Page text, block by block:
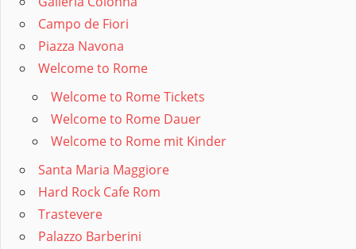
Campo de Fiori
Piazza Navona
Welcome to Rome
Welcome to Rome Tickets
Welcome to Rome Dauer
Welcome to Rome mit Kinder
Santa Maria Maggiore
Hard Rock Cafe Rom
Trastevere
Palazzo Barberini